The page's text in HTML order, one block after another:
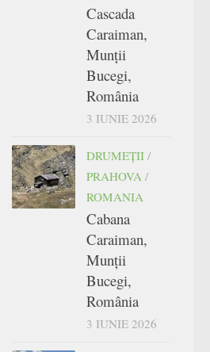
Cascada
Caraiman,
Munții
Bucegi,
România
3 IUNIE 2026
DRUMEŢII /
PRAHOVA /
ROMANIA
Cabana
Caraiman,
Munții
Bucegi,
România
3 IUNIE 2026